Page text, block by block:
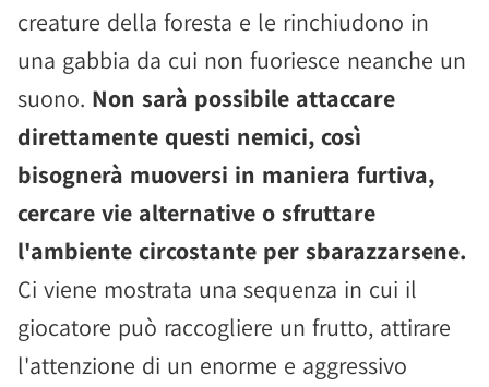
creature della foresta e le rinchiudono in
una gabbia da cui non fuoriesce neanche un
suono. Non sarà possibile attaccare
direttamente questi nemici, così
bisognerà muoversi in maniera furtiva,
cercare vie alternative o sfruttare
l'ambiente circostante per sbarazzarsene.
Ci viene mostrata una sequenza in cui il
giocatore può raccogliere un frutto, attirare
l'attenzione di un enorme e aggressivo